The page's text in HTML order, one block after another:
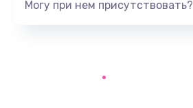
Могу при нем присутствовать?